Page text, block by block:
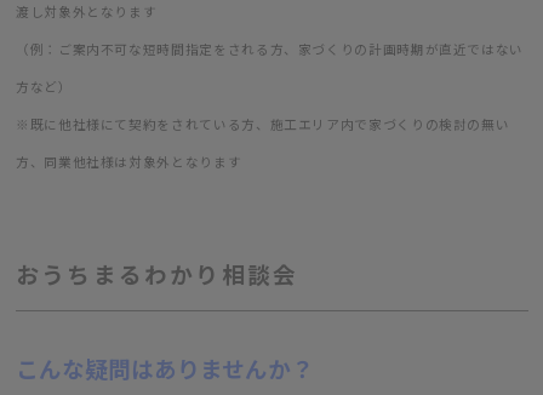
渡し対象外となります
（例：ご案内不可な短時間指定をされる方、家づくりの計画時期が直近ではない
方など）
※既に他社様にて契約をされている方、施工エリア内で家づくりの検討の無い
方、同業他社様は対象外となります
おうちまるわかり相談会
こんな疑問はありませんか？